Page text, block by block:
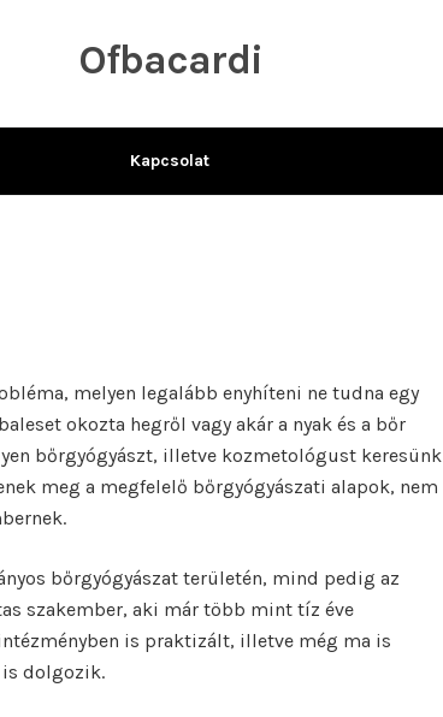
Ofbacardi
Kapcsolat
melyen legalább enyhíteni ne tudna egy
okozta hegről vagy akár a nyak és a bőr
bőrgyógyászt, illetve kozmetológust keresünk
meg a megfelelő bőrgyógyászati alapok, nem
bőrgyógyászat területén, mind pedig az
szakember, aki már több mint tíz éve
is praktizált, illetve még ma is
dolgozik.